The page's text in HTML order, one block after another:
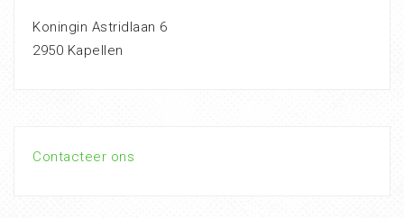
Koningin Astridlaan 6
2950 Kapellen
Contacteer ons